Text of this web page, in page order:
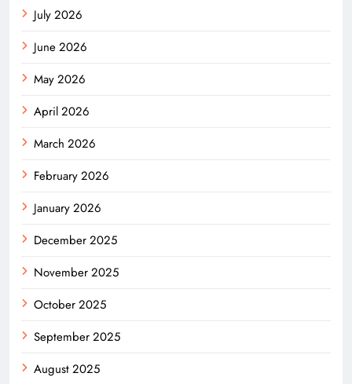
July 2026
June 2026
May 2026
April 2026
March 2026
February 2026
January 2026
December 2025
November 2025
October 2025
September 2025
August 2025